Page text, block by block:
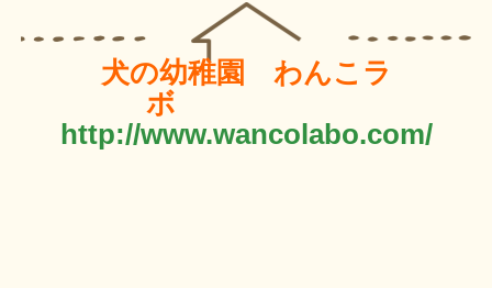
犬の幼稚園 わんこラ
ボ
http://www.wancolabo.com/